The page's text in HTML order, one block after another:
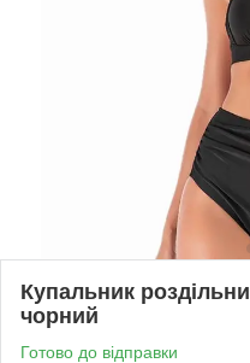
Купальник
чорний
Готово до відправки